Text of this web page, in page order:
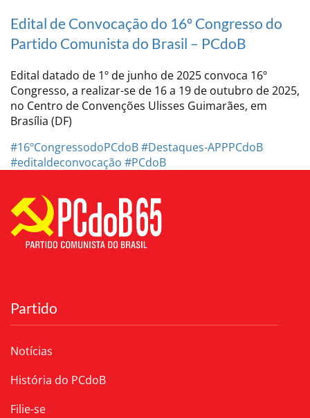
Edital de Convocação do 16º Congresso do
Partido Comunista do Brasil – PCdoB
Edital datado de 1º de junho de 2025 convoca 16º
Congresso, a realizar-se de 16 a 19 de outubro de 2025,
no Centro de Convenções Ulisses Guimarães, em
Brasília (DF)
#16ºCongressodoPCdoB#Destaques-APPPCdoB
#editaldeconvocação #PCdoB
Partido
Notícias
História do PCdoB
Filie-se